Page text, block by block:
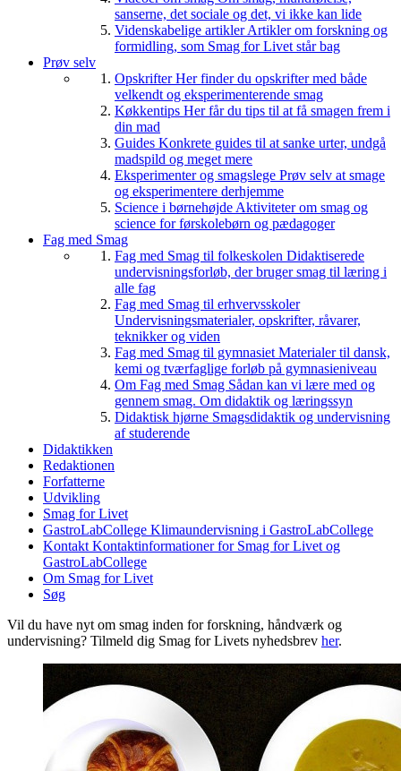
sanserne, det sociale og det, vi ikke kan lide
Videnskabelige artiklerArtikler om forskning og
formidling, som Smag for Livet står bag
Prøv selv
OpskrifterHer finder du opskrifter med både
velkendt og eksperimenterende smag
Køkkentips Her får du tips til at få smagen frem i
din mad
Guides Konkrete guides til at sanke urter, undgå
madspild og meget mere
Eksperimenter og smagslege Prøv selv at smage
og eksperimentere derhjemme
Science i børnehøjde Aktiviteter om smag og
science for førskolebørn og pædagoger
Fag med Smag
Fag med Smag til folkeskolen Didaktiserede
undervisningsforløb, der bruger smag til læring i
alle fag
Fag med Smag til erhvervsskoler
Undervisningsmaterialer, opskrifter, råvarer,
teknikker og viden
Fag med Smag til gymnasiet Materialer til dansk,
kemi og tværfaglige forløb på gymnasieniveau
Om Fag med Smag Sådan kan vi lære med og
gennem smag. Om didaktik og læringssyn
Didaktisk hjørne Smagsdidaktik og undervisning
af studerende
Didaktikken
Redaktionen
Forfatterne
Udvikling
Smag for Livet
GastroLabCollege Klimaundervisning i GastroLabCollege
Kontakt Kontaktinformationer for Smag for Livet og
GastroLabCollege
Om Smag for Livet
Søg
Vil du have nyt om smag inden for forskning, håndværk og
undervisning? Tilmeld dig Smag for Livets nyhedsbrev her.